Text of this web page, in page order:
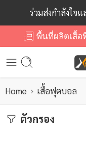
ร่วมส่งกำลังใ
พื้นที่ผลิตเสื้อ
Home เสื้อฟุตบอล
ตัวกรอง